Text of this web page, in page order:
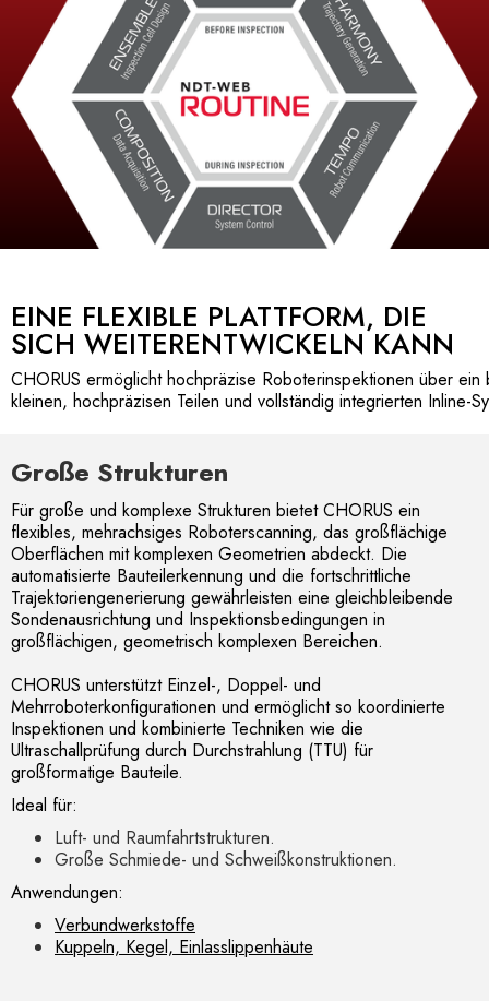
EINE FLEXIBLE PLATTFORM, DIE
SICH WEITERENTWICKELN KANN
CHORUS ermöglicht hochpräzise Roboterinspektionen über
kleinen, hochpräzisen Teilen und vollständig integrierten Inline-
Große Strukturen
Für große und komplexe Strukturen bietet CHORUS ein
flexibles, mehrachsiges Roboterscanning, das großflächige
Oberflächen mit komplexen Geometrien abdeckt. Die
automatisierte Bauteilerkennung und die fortschrittliche
Trajektoriengenerierung gewährleisten eine gleichbleibende
Sondenausrichtung und Inspektionsbedingungen in
großflächigen, geometrisch komplexen Bereichen.
CHORUS unterstützt Einzel-, Doppel- und
Mehrroboterkonfigurationen und ermöglicht so koordinierte
Inspektionen und kombinierte Techniken wie die
Ultraschallprüfung durch Durchstrahlung (TTU) für
großformatige Bauteile.
Ideal für:
Luft- und Raumfahrtstrukturen.
Große Schmiede- und Schweißkonstruktionen.
Anwendungen:
Verbundwerkstoffe
Kuppeln, Kegel, Einlasslippenhäute